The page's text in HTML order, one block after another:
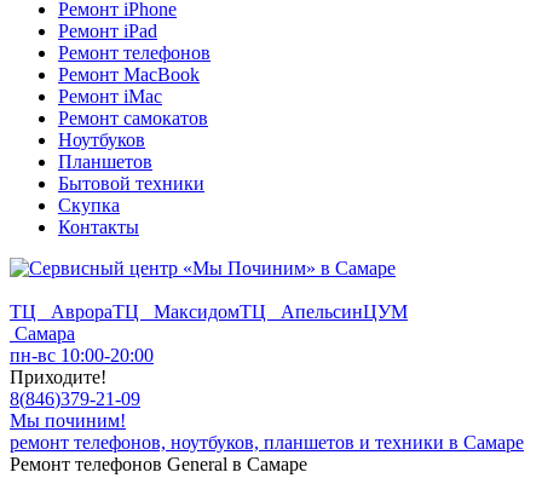
Ремонт iPhone
Ремонт iPad
Ремонт телефонов
Ремонт MacBook
Ремонт iMac
Ремонт самокатов
Ноутбуков
Планшетов
Бытовой техники
Скупка
Контакты
ТЦ АврораТЦ МаксидомТЦ АпельсинЦУМ
Самара
пн-вс 10:00-20:00
Приходите!
8(846)379-21-09
Мы починим!
ремонт телефонов, ноутбуков, планшетов и техники в Самаре
Ремонт телефонов General в Самаре